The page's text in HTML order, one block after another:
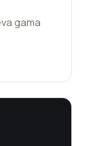
gama